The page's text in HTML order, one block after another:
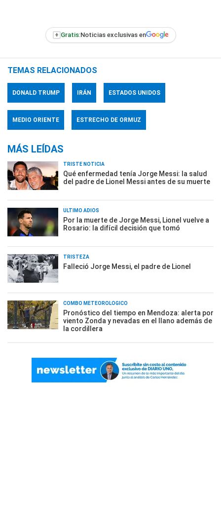
+ Gratis:Noticias exclusivas en
TEMAS RELACIONADOS
DONALD TRUMP IRÁN ESTADOS UNIDOS
MEDIO ORIENTE ESTRECHO DE ORMUZ
MÁS LEÍDAS
TRISTE NOTICIA
Qué enfermedad tenía Jorge Messi: la salud
del padre de Lionel Messi antes de su muerte
ÚLTIMO ADIÓS
Por la muerte de Jorge Messi, Lionel vuelve a
Rosario: la difícil decisión que tomó
TRISTEZA
Falleció Jorge Messi, el padre de Lionel
COMBO METEOROLÓGICO
Pronóstico del tiempo en Mendoza: alerta por
viento Zonda y nevadas en el llano además de
la cordillera